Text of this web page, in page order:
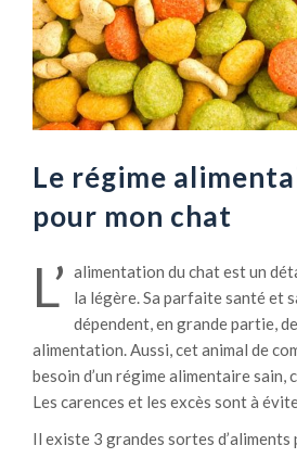
Le régime
pour mon chat
L’ alimentation du chat est un
la légère. Sa parfaite santé et
dépendent, en grande partie,
alimentation. Aussi, cet animal de
besoin d’un régime alimentaire sain,
Les carences et les excès sont à
Il existe 3 grandes sortes d’aliments